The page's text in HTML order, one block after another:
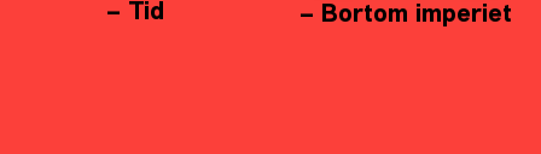
– Tid
– Bortom imperiet